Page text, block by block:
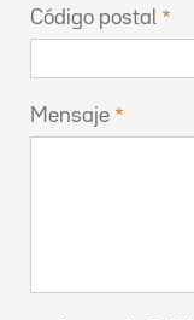
Código postal
Mensaje